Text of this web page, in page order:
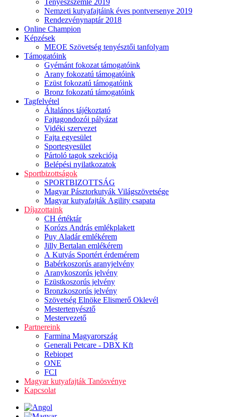
Tenyészszemle 2019
Nemzeti kutyafajtáink éves pontversenye 2019
Rendezvénynaptár 2018
Online Champion
Képzések
MEOE Szövetség tenyésztői tanfolyam
Támogatóink
Gyémánt fokozat támogatóink
Arany fokozatú támogatóink
Ezüst fokozatú támogatóink
Bronz fokozatú támogatóink
Tagfelvétel
Általános tájékoztató
Fajtagondozói pályázat
Vidéki szervezet
Fajta egyesület
Sportegyesület
Pártoló tagok szekciója
Belépési nyilatkozatok
Sportbizottságok
SPORTBIZOTTSÁG
Magyar Pásztorkutyák Világszövetsége
Magyar kutyafajták Agility csapata
Díjazottaink
CH értéktár
Korózs András emlékplakett
Puy Aladár emlékérem
Jilly Bertalan emlékérem
A Kutyás Sportért érdemérem
Babérkoszorús aranyjelvény
Aranykoszorús jelvény
Ezüstkoszorús jelvény
Bronzkoszorús jelvény
Szövetség Elnöke Elismerő Oklevél
Mestertenyésztő
Mestervezető
Partnereink
Farmina Magyarország
Generali Petcare - DBX Kft
Rebiopet
ONE
FCI
Magyar kutyafajták Tanösvénye
Kapcsolat